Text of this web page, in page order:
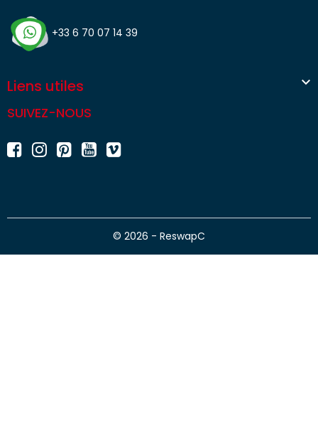
+33 6 70 07 14 39
Liens utiles 
SUIVEZ-NOUS
© 2026 - ReswapC